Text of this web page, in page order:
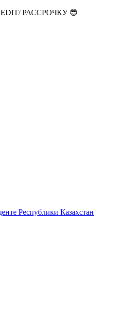
РАССРОЧКУ 😎
Республики Казахстан